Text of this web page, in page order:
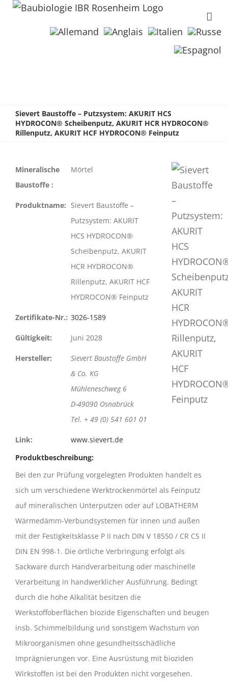
Sievert Baustoffe – Putzsystem: AKURIT HCS
HYDROCON® Scheibenputz, AKURIT HCR HYDROCON®
Rillenputz, AKURIT HCF HYDROCON® Feinputz
Mineralische
Baustoffe :
Mörtel
Produktname: Sievert Baustoffe –
Putzsystem: AKURIT
HCS HYDROCON®
Scheibenputz, AKURIT
HCR HYDROCON®
Rillenputz, AKURIT HCF
HYDROCON® Feinputz
Zertifikate-Nr.: 3026-1589
Gültigkeit: Juni 2028
Hersteller:
Sievert Baustoffe GmbH
& Co. KG
Mühleneschweg 6
D-49090 Osnabrück
Tel. + 49 (0) 541 601 01
Link:
www.sievert.de
Produktbeschreibung:
Bei den zur Prüfung vorgelegten Produkten handelt es
sich um verschiedene Werktrockenmörtel als Feinputz
auf mineralischen Unterputzen oder auf LOBATHERM
Wärmedämm-Verbundsystemen für innen und außen
mit der Festigkeitsklasse P II nach DIN V 18550 / CR CS II
DIN EN 998-1. Die örtliche Verbringung erfolgt als
Sackware durch Handverarbeitung oder maschinelle
Verarbeitung in handwerklicher Ausführung. Bedingt
durch die hohe Alkalität besitzen die
Werkstoffoberflächen biozide Eigenschaften und beugen
insb. Schimmelbildung und sonstigem Wachstum von
Mikroorganismen ohne gesundheitsschädliche
Imprägnierungen vor. Eine Ausrüstung mit bioziden
Wirkstoffen ist bei den Produkten nicht vorgesehen.